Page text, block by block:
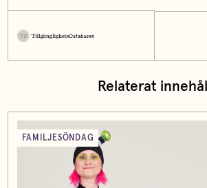
Relaterat innehåll
FAMILJESÖNDAG